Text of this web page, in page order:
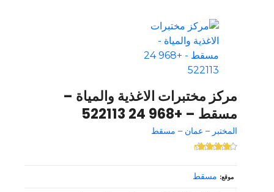
مركز مختبرات الاغذية والمياة –
مسقط – +968 24 522113
المختبر – عمان – مسقط
موقع مسقط